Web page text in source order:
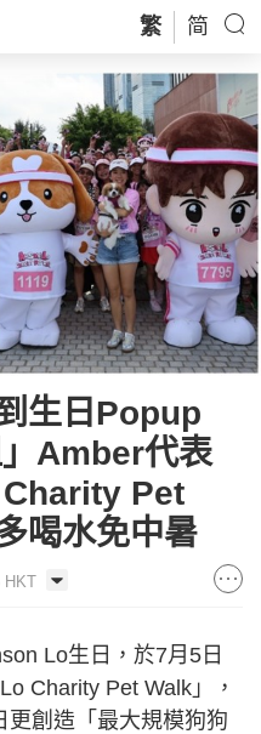
繁 简
生日Popup
Amber代表
Pet
喝水免中暑
HKT
Lo生日，於7月5日
Charity Pet Walk」，
更創造「最大規模狗狗